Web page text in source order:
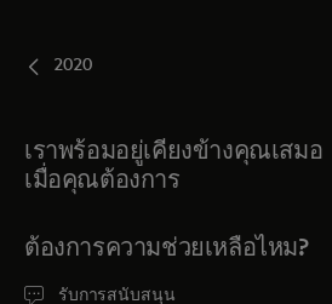
2020
เราพร้อมอยู่เคียงข้างคุณเสมอ
เมื่อคุณต้องการ
ต้องการความช่วยเหลือไหม?
รับการสนับสนุน